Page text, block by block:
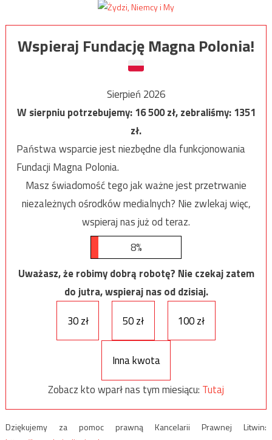
Wspieraj Fundację Magna Polonia!
Sierpień 2026
W sierpniu potrzebujemy:16 500zł, zebraliśmy:1351
zł.
Państwa wsparcie jest niezbędne dla funkcjonowania
Fundacji Magna Polonia.
Masz świadomość tego jak ważne jest przetrwanie
niezależnych ośrodków medialnych? Nie zwlekaj więc,
wspieraj nas już od teraz.
8%
Uważasz, że robimy dobrą robotę? Nie czekaj zatem
do jutra, wspieraj nas od dzisiaj.
30 zł
50 zł 100 zł
Inna kwota
Zobacz kto wparł nas tym miesiącu: Tutaj
Dziękujemy za pomoc prawną Kancelarii Prawnej Litwin: